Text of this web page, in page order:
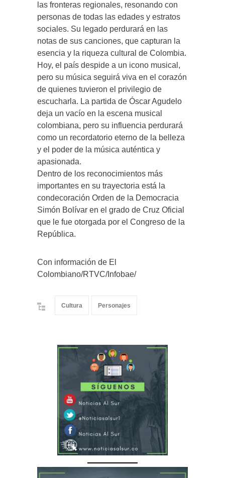
las fronteras regionales, resonando con
personas de todas las edades y estratos
sociales. Su legado perdurará en las
notas de sus canciones, que capturan la
esencia y la riqueza cultural de Colombia.
Hoy, el país despide a un icono musical,
pero su música seguirá viva en el corazón
de quienes tuvieron el privilegio de
escucharla. La partida de Óscar Agudelo
deja un vacío en la escena musical
colombiana, pero su influencia perdurará
como un recordatorio eterno de la belleza
y el poder de la música auténtica y
apasionada.
Dentro de los reconocimientos más
importantes en su trayectoria está la
condecoración Orden de la Democracia
Simón Bolívar en el grado de Cruz Oficial
que le fue otorgada por el Congreso de la
República.
Con información de El
Colombiano/RTVC/Infobae/
Cultura Personajes